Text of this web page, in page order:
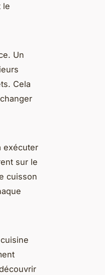
le
Un
Cela
exécuter
sur le
cuisson